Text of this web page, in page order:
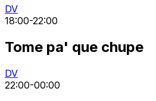
DV
18:00-22:00
Tome pa' que chupe
DV
22:00-00:00